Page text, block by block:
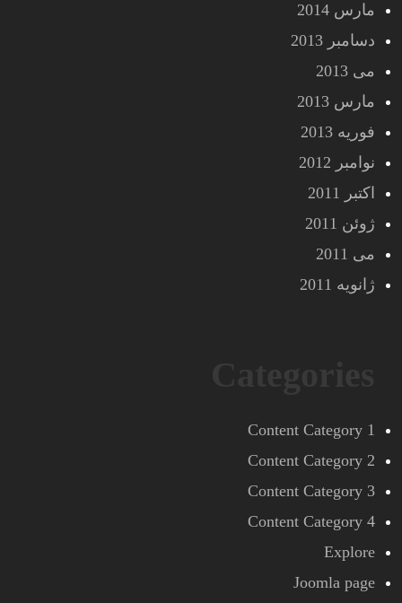
مارس 2014
دسامبر 2013
می 2013
مارس 2013
فوریه 2013
نوامبر 2012
اکتبر 2011
ژوئن 2011
می 2011
ژانویه 2011
Content Category 1
Content Category 2
Content Category 3
Content Category 4
Explore
Joomla page